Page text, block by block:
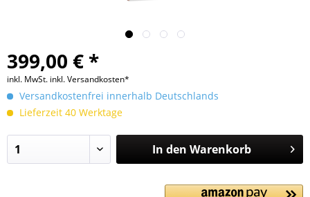
399,00 € *
inkl. MwSt. inkl. Versandkosten*
Versandkostenfrei innerhalb Deutschlands
Lieferzeit 40 Werktage
In den Warenkorb